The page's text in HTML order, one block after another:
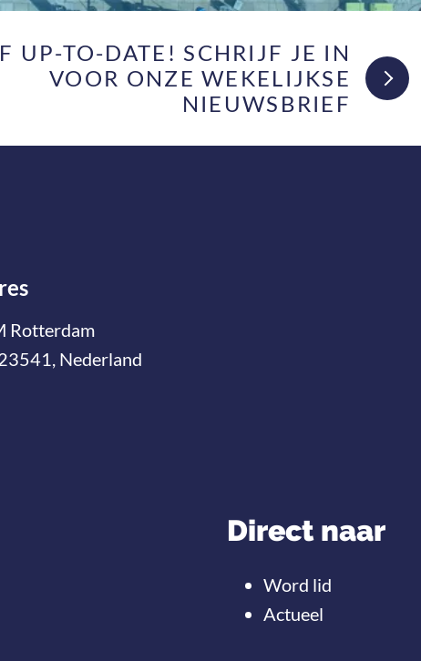
UP-TO-DATE! SCHRIJF JE IN
VOOR ONZE WEKELIJKSE
NIEUWSBRIEF
Rotterdam
Nederland
Direct naar
Word lid
Actueel